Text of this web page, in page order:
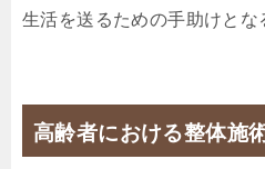
生活を送るための手助けとな
高齢者における整体施